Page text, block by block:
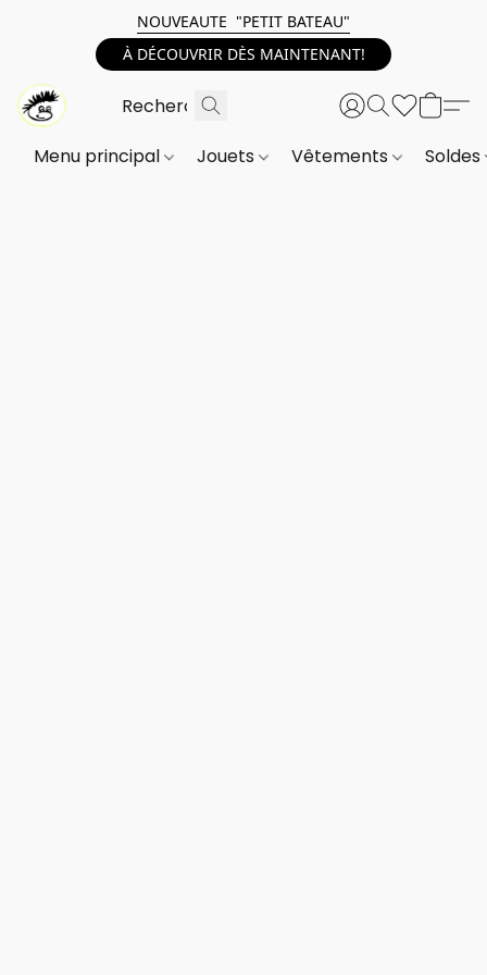
NOUVEAUTE "PETIT BATEAU"
À DÉCOUVRIR DÈS MAINTENANT!
Menu principal Jouets Vêtements Soldes